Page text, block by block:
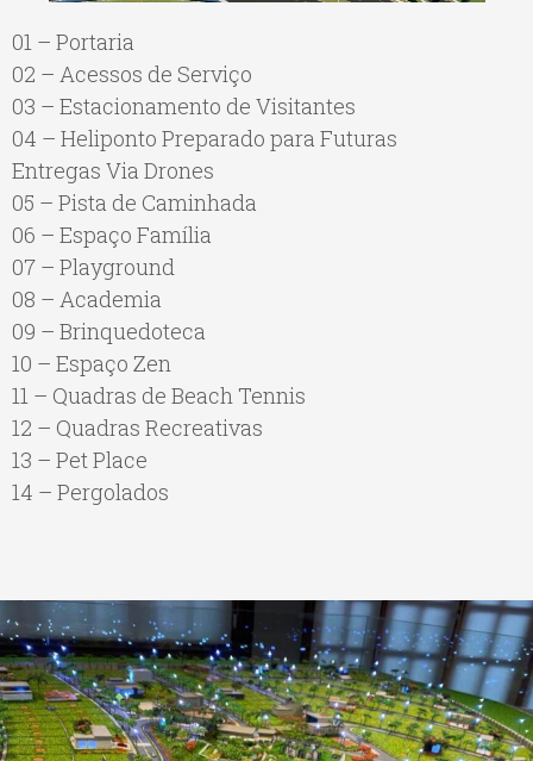
01 – Portaria
02 – Acessos de Serviço
03 – Estacionamento de Visitantes
04 – Heliponto Preparado para Futuras
Entregas Via Drones
05 – Pista de Caminhada
06 – Espaço Família
07 – Playground
08 – Academia
09 – Brinquedoteca
10 – Espaço Zen
11 – Quadras de Beach Tennis
12 – Quadras Recreativas
13 – Pet Place
14 – Pergolados